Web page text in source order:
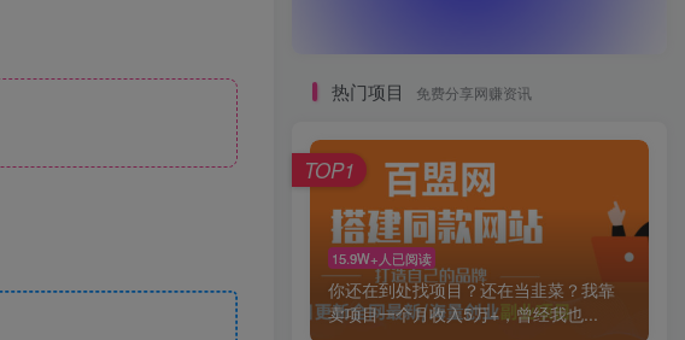
热门项目 免费分享网赚资讯
15.9W+人已阅读
你还在到处找项目？还在当韭菜？我靠
卖项目一个月收入5万+，曾经我也...
TOP1